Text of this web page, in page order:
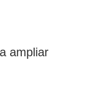
ampliar